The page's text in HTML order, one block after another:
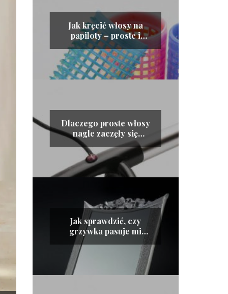
Jak kręcić włosy na
papiloty – proste i
skuteczne metody
Dlaczego proste włosy
nagle zaczęły się
kręcić?
Jak sprawdzić, czy
grzywka pasuje mi
idealnie: poradnik